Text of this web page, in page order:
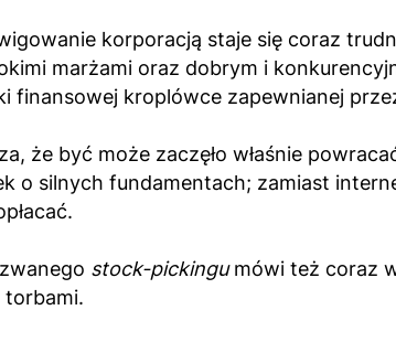
korporacją staje się coraz
marżami oraz dobrym i
finansowej kroplówce zapewnianej
że być może zaczęło właśnie
o silnych fundamentach; zamiast
stock-pickingumówi też coraz
torbami.